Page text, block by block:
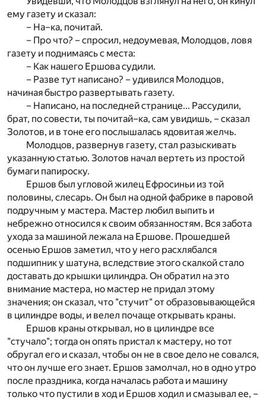
ему газету и сказал:
– На–ка, почитай.
– Про что? – спросил, недоумевая, Молодцов, ловя
газету и поднимаясь с места:
– Как нашего Ершова судили.
– Разве тут написано? – удивился Молодцов,
начиная быстро развертывать газету.
– Написано, на последней странице... Рассудили,
брат, по совести, ты почитай–ка, сам увидишь, – сказал
Золотов, и в тоне его послышалась ядовитая желчь.
Молодцов, развернув газету, стал разыскивать
указанную статью. Золотов начал вертеть из простой
бумаги папироску.
Ершов был угловой жилец Ефросиньи из той
половины, слесарь. Он был на одной фабрике в паровой
подручным у мастера. Мастер любил выпить и
небрежно относился к своим обязанностям. Вся забота
ухода за машиной лежала на Ершове. Прошедшей
осенью Ершов заметил, что у него расхлябался
подшипник у шатуна, вследствие этого скалкой стало
доставать до крышки цилиндра. Он обратил на это
внимание мастера, но мастер не придал этому
значения; он сказал, что "стучит" от образовывающейся
в цилиндре воды, и велел почаще открывать краны.
Ершов краны открывал, но в цилиндре все
"стучало"; тогда он опять пристал к мастеру, но тот
обругал его и сказал, чтобы он не в свое дело не совался,
что он лучше его знает. Ершов замолчал, но в одно утро
после праздника, когда началась работа и машину
только что пустили в ход и Ершов ходил и смазывал ее, –